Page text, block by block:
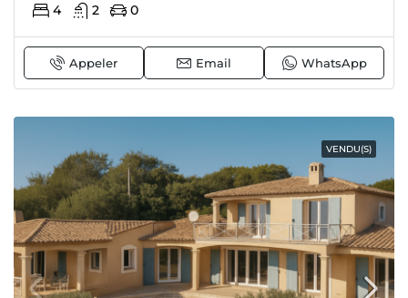
4 2 0
Appeler Email WhatsApp
VENDU(S)